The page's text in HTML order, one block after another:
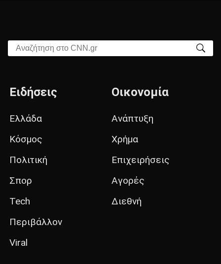
Αναζήτηση στο CNN.gr
Ειδήσεις
Ελλάδα
Κόσμος
Πολιτική
Σπορ
Tech
Περιβάλλον
Viral
Οικονομία
Ανάπτυξη
Χρήμα
Επιχειρήσεις
Αγορές
Διεθνή